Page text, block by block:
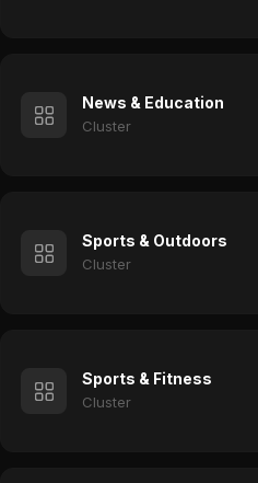
News & Education
Cluster
Sports & Outdoors
Cluster
Sports & Fitness
Cluster